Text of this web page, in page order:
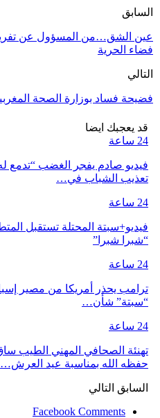
السابق
عين الشق…من المسؤول عن تفريخ
فضاء الحرية
التالي
فضيحة فساد بوزارة الصحة
قد يعجبك ايضا
24 ساعة
فيديو صادم يفجر الغضب “تدمع
تعذيب الشباب في…
24 ساعة
فيديو+سبتة المحتلة تستقبل
“شبرا شبرا”
24 ساعة
ترامب يحذر أمريكا من مصير
“سبتة” شأن…
24 ساعة
تهنئة الصحافي المهني الطيب
حفظه الله بمناسبة عيد العرش…
السابق التالي
Facebook Comments